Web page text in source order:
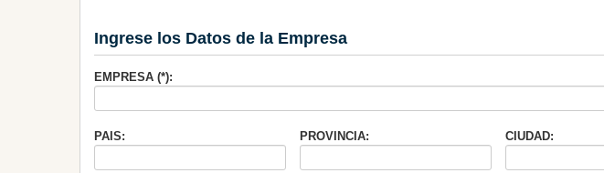
Ingrese los Datos de la Empresa
EMPRESA (*):
PAIS: PROVINCIA: CIUDAD: